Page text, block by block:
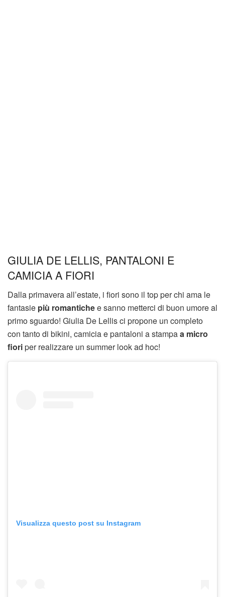
GIULIA DE LELLIS, PANTALONI E
CAMICIA A FIORI
Dalla primavera all’estate, i fiori sono il top per chi ama le
fantasie più romantichee sanno metterci di buon umore al
primo sguardo! Giulia De Lellis ci propone un completo
con tanto di bikini, camicia e pantaloni a stampaa micro
fioriper realizzare un summer look ad hoc!
Visualizza questo post su Instagram